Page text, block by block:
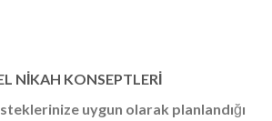
NİKAH KONSEPTLERİ
uygun olarak planlandığı